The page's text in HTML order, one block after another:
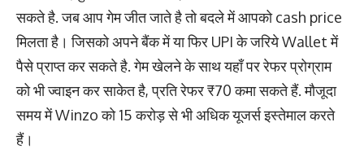
सकते है. जब आप गेम जीत जाते है तो बदले में आपको cash price
मिलता है। जिसको अपने बैंक में या फिर UPI के जरिये Wallet में
पैसे प्राप्त कर सकते है. गेम खेलने के साथ यहाँ पर रेफर प्रोग्राम
को भी ज्वाइन कर साकेत है, प्रति रेफर ₹70 कमा सकते हैं. मौजूदा
समय में Winzo को 15 करोड़ से भी अधिक यूजर्स इस्तेमाल करते
हैं।